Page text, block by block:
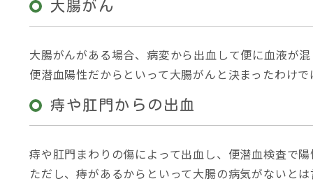
大腸がん
大腸がんがある場合、病変から出血して便に血液が
便潜血陽性だからといって大腸がんと決まったわけ
痔や肛門からの出血
痔や肛門まわりの傷によって出血し、便潜血検査で
ただし、痔があるからといって大腸の病気がないと